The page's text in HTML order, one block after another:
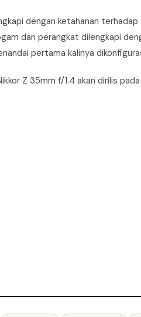
dengan ketahanan
dan perangkat dilengkapi
pertama kalinya
Z 35mm f/1.4 akan dirilis